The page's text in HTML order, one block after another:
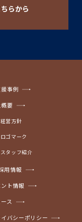
らから
援事例
要
経営方針
ロゴマーク
スタッフ紹介
用情報
ト情報
ス
イバシーポリシー